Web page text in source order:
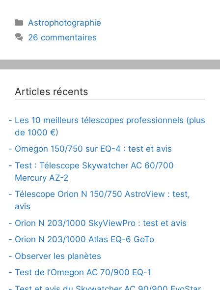
Catégories
Astrophotographie
26 commentaires
Articles récents
Les 10 meilleurs télescopes professionnels (plus
de 1000 €)
Omegon 150/750 sur EQ-4 : test et avis
Test : Télescope Skywatcher AC 60/700
Mercury AZ-2
Télescope Orion N 150/750 AstroView : test,
avis
Orion N 203/1000 SkyViewPro : test et avis
Orion N 203/1000 Atlas EQ-6 GoTo
Observer les planètes
Test de l’Omegon AC 70/900 EQ-1